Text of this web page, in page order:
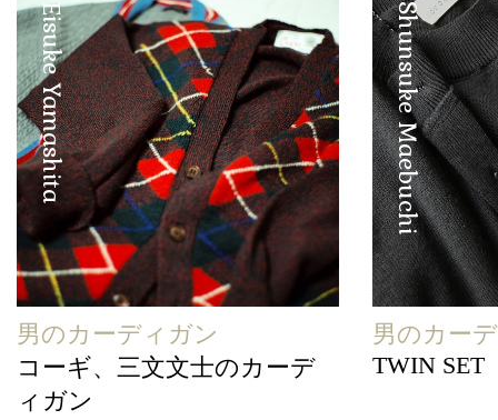
Eisuke Yamashita
男のカーディガン
コーギ、三文文士のカーデ
ィガン
Shunsuke Maebuchi
男のカー
TWIN SET